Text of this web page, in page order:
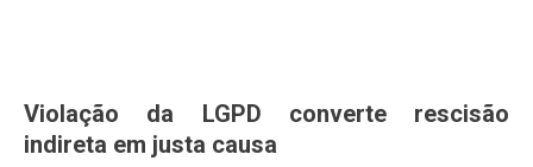
Violação da LGPD converte rescisão
indireta em justa causa